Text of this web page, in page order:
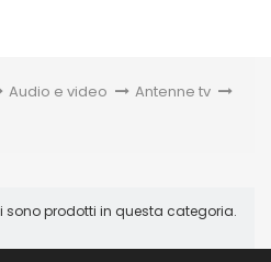
Audio e video > Antenne tv >
sono prodotti in questa categoria.